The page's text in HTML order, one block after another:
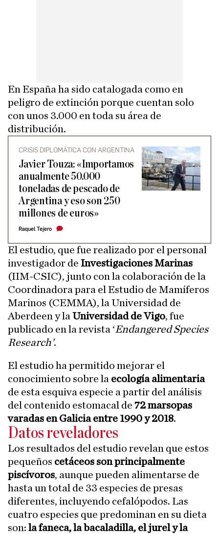
En España ha sido catalogada como en
peligro de extinción porque cuentan solo
con unos 3.000 en toda su área de
distribución.
CRISIS DIPLOMÁTICA CON ARGENTINA
Javier Touza: «Importamos
anualmente 50.000
toneladas de pescado de
Argentina y eso son 250
millones de euros»
Raquel Tejero
El estudio, que fue realizado por el personal
investigador de Investigaciones Marinas
(IIM-CSIC), junto con la colaboración de la
Coordinadora para el Estudio de Mamíferos
Marinos (CEMMA), la Universidad de
Aberdeen y la Universidad de Vigo, fue
publicado en la revista ‘Endangered Species
Research’.
El estudio ha permitido mejorar el
conocimiento sobre la ecología alimentaria
de esta esquiva especie a partir del análisis
del contenido estomacal de 72 marsopas
varadas en Galicia entre 1990 y 2018.
Datos reveladores
Los resultados del estudio revelan que estos
pequeños cetáceos son principalmente
piscívoros, aunque pueden alimentarse de
hasta un total de 33 especies de presas
diferentes, incluyendo cefalópodos. Las
cuatro especies que predominan en su dieta
son: la faneca, la bacaladilla, el jurel y la